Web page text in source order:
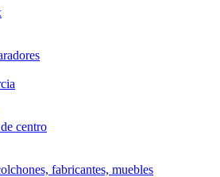
centro
fabricantes, muebles